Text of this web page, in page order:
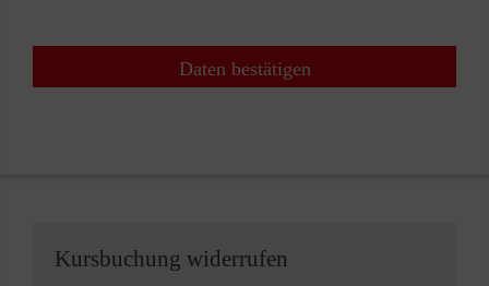
Daten bestätigen
Kursbuchung widerrufen